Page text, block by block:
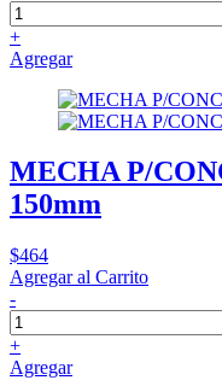
+
Agregar
MECHA P/
150mm
$464
Agregar al Carrito
-
+
Agregar